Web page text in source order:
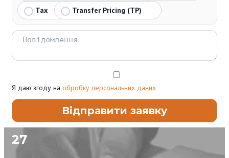
Tax
Transfer Pricing (TP)
Я даю згоду на обробку персональних даних
27